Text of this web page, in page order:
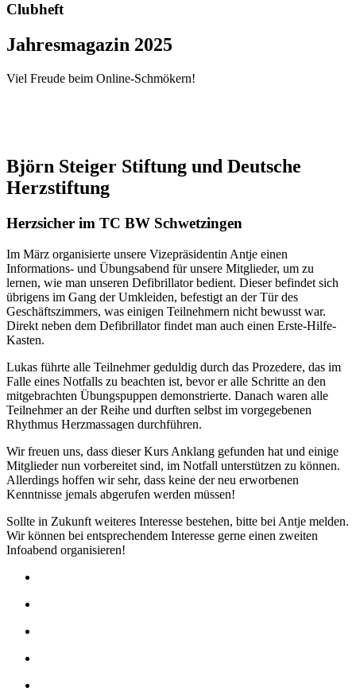
Clubheft
Jahresmagazin 2025
Viel Freude beim Online-Schmökern!
Björn Steiger Stiftung und Deutsche
Herzstiftung
Herzsicher im TC BW Schwetzingen
Im März organisierte unsere Vizepräsidentin Antje einen
Informations- und Übungsabend für unsere Mitglieder, um zu
lernen, wie man unseren Defibrillator bedient. Dieser befindet sich
übrigens im Gang der Umkleiden, befestigt an der Tür des
Geschäftszimmers, was einigen Teilnehmern nicht bewusst war.
Direkt neben dem Defibrillator findet man auch einen Erste-Hilfe-
Kasten.
Lukas führte alle Teilnehmer geduldig durch das Prozedere, das im
Falle eines Notfalls zu beachten ist, bevor er alle Schritte an den
mitgebrachten Übungspuppen demonstrierte. Danach waren alle
Teilnehmer an der Reihe und durften selbst im vorgegebenen
Rhythmus Herzmassagen durchführen.
Wir freuen uns, dass dieser Kurs Anklang gefunden hat und einige
Mitglieder nun vorbereitet sind, im Notfall unterstützen zu können.
Allerdings hoffen wir sehr, dass keine der neu erworbenen
Kenntnisse jemals abgerufen werden müssen!
Sollte in Zukunft weiteres Interesse bestehen, bitte bei Antje melden.
Wir können bei entsprechendem Interesse gerne einen zweiten
Infoabend organisieren!